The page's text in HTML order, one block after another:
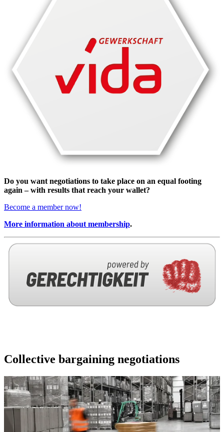
Do you want negotiations to take place on an equal footing
again – with results that reach your wallet?
Become a member now!
More information about membership.
Collective bargaining negotiations